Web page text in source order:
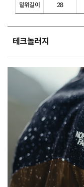
밑위길이 28
테크놀러지